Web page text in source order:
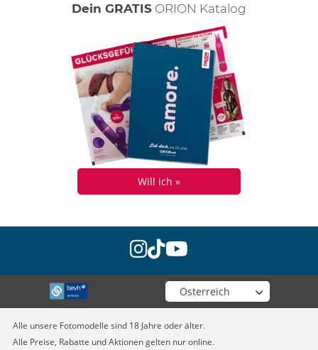
Dein GRATIS ORION Katalog
Will ich »
instagram
tiktok
youtube
Wähle deinen Shop
Alle unsere Fotomodelle sind 18 Jahre oder älter.
Alle Preise, Rabatte und Aktionen gelten nur online.